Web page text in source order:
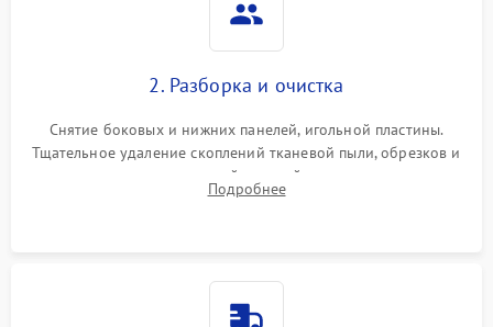
2. Разборка и очистка
Снятие боковых и нижних панелей, игольной пластины.
Тщательное удаление скоплений тканевой пыли, обрезков и
очесов из зоны петлителей и ножей с помощью жестких
кистей, пинцета и потока сжатого воздуха.
Подробнее